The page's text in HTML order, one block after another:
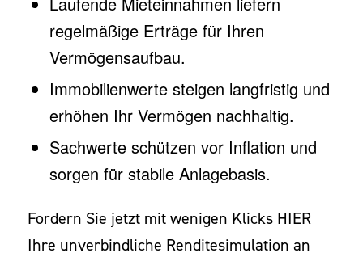
regelmäßige Erträge für Ihren
Vermögensaufbau.
Immobilienwerte steigen langfristig und
erhöhen Ihr Vermögen nachhaltig.
Sachwerte schützen vor Inflation und
sorgen für stabile Anlagebasis.
Fordern Sie jetzt mit wenigen Klicks HIER
Ihre unverbindliche Renditesimulation an